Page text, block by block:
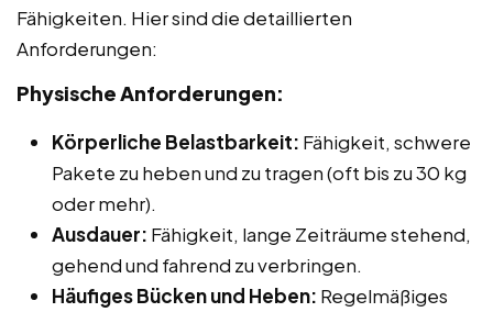
Fähigkeiten. Hier sind die detaillierten
Anforderungen:
Physische Anforderungen:
Körperliche Belastbarkeit: Fähigkeit, schwere
Pakete zu heben und zu tragen (oft bis zu 30 kg
oder mehr).
Ausdauer: Fähigkeit, lange Zeiträume stehend,
gehend und fahrend zu verbringen.
Häufiges Bücken und Heben: Regelmäßiges